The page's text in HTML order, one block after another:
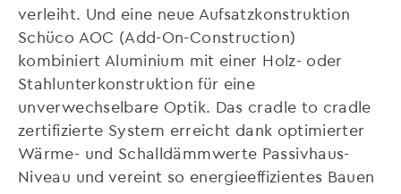
verleiht. Und eine neue Aufsatzkonstruktion
Schüco AOC (Add-On-Construction)
kombiniert Aluminium mit einer Holz- oder
Stahlunterkonstruktion für eine
unverwechselbare Optik. Das cradle to cradle
zertifizierte System erreicht dank optimierter
Wärme- und Schalldämmwerte Passivhaus-
Niveau und vereint so energieeffizientes Bauen